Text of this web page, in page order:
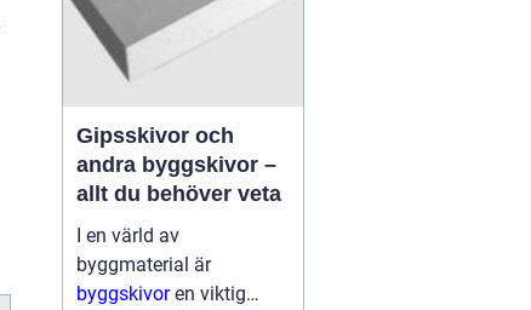
Gipsskivor och
andra byggskivor –
allt du behöver veta
I en värld av
byggmaterial är
byggskivoren viktig